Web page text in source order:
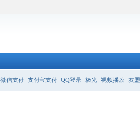
微信支付 支付宝支付 QQ登录 极光 视频播放 友盟